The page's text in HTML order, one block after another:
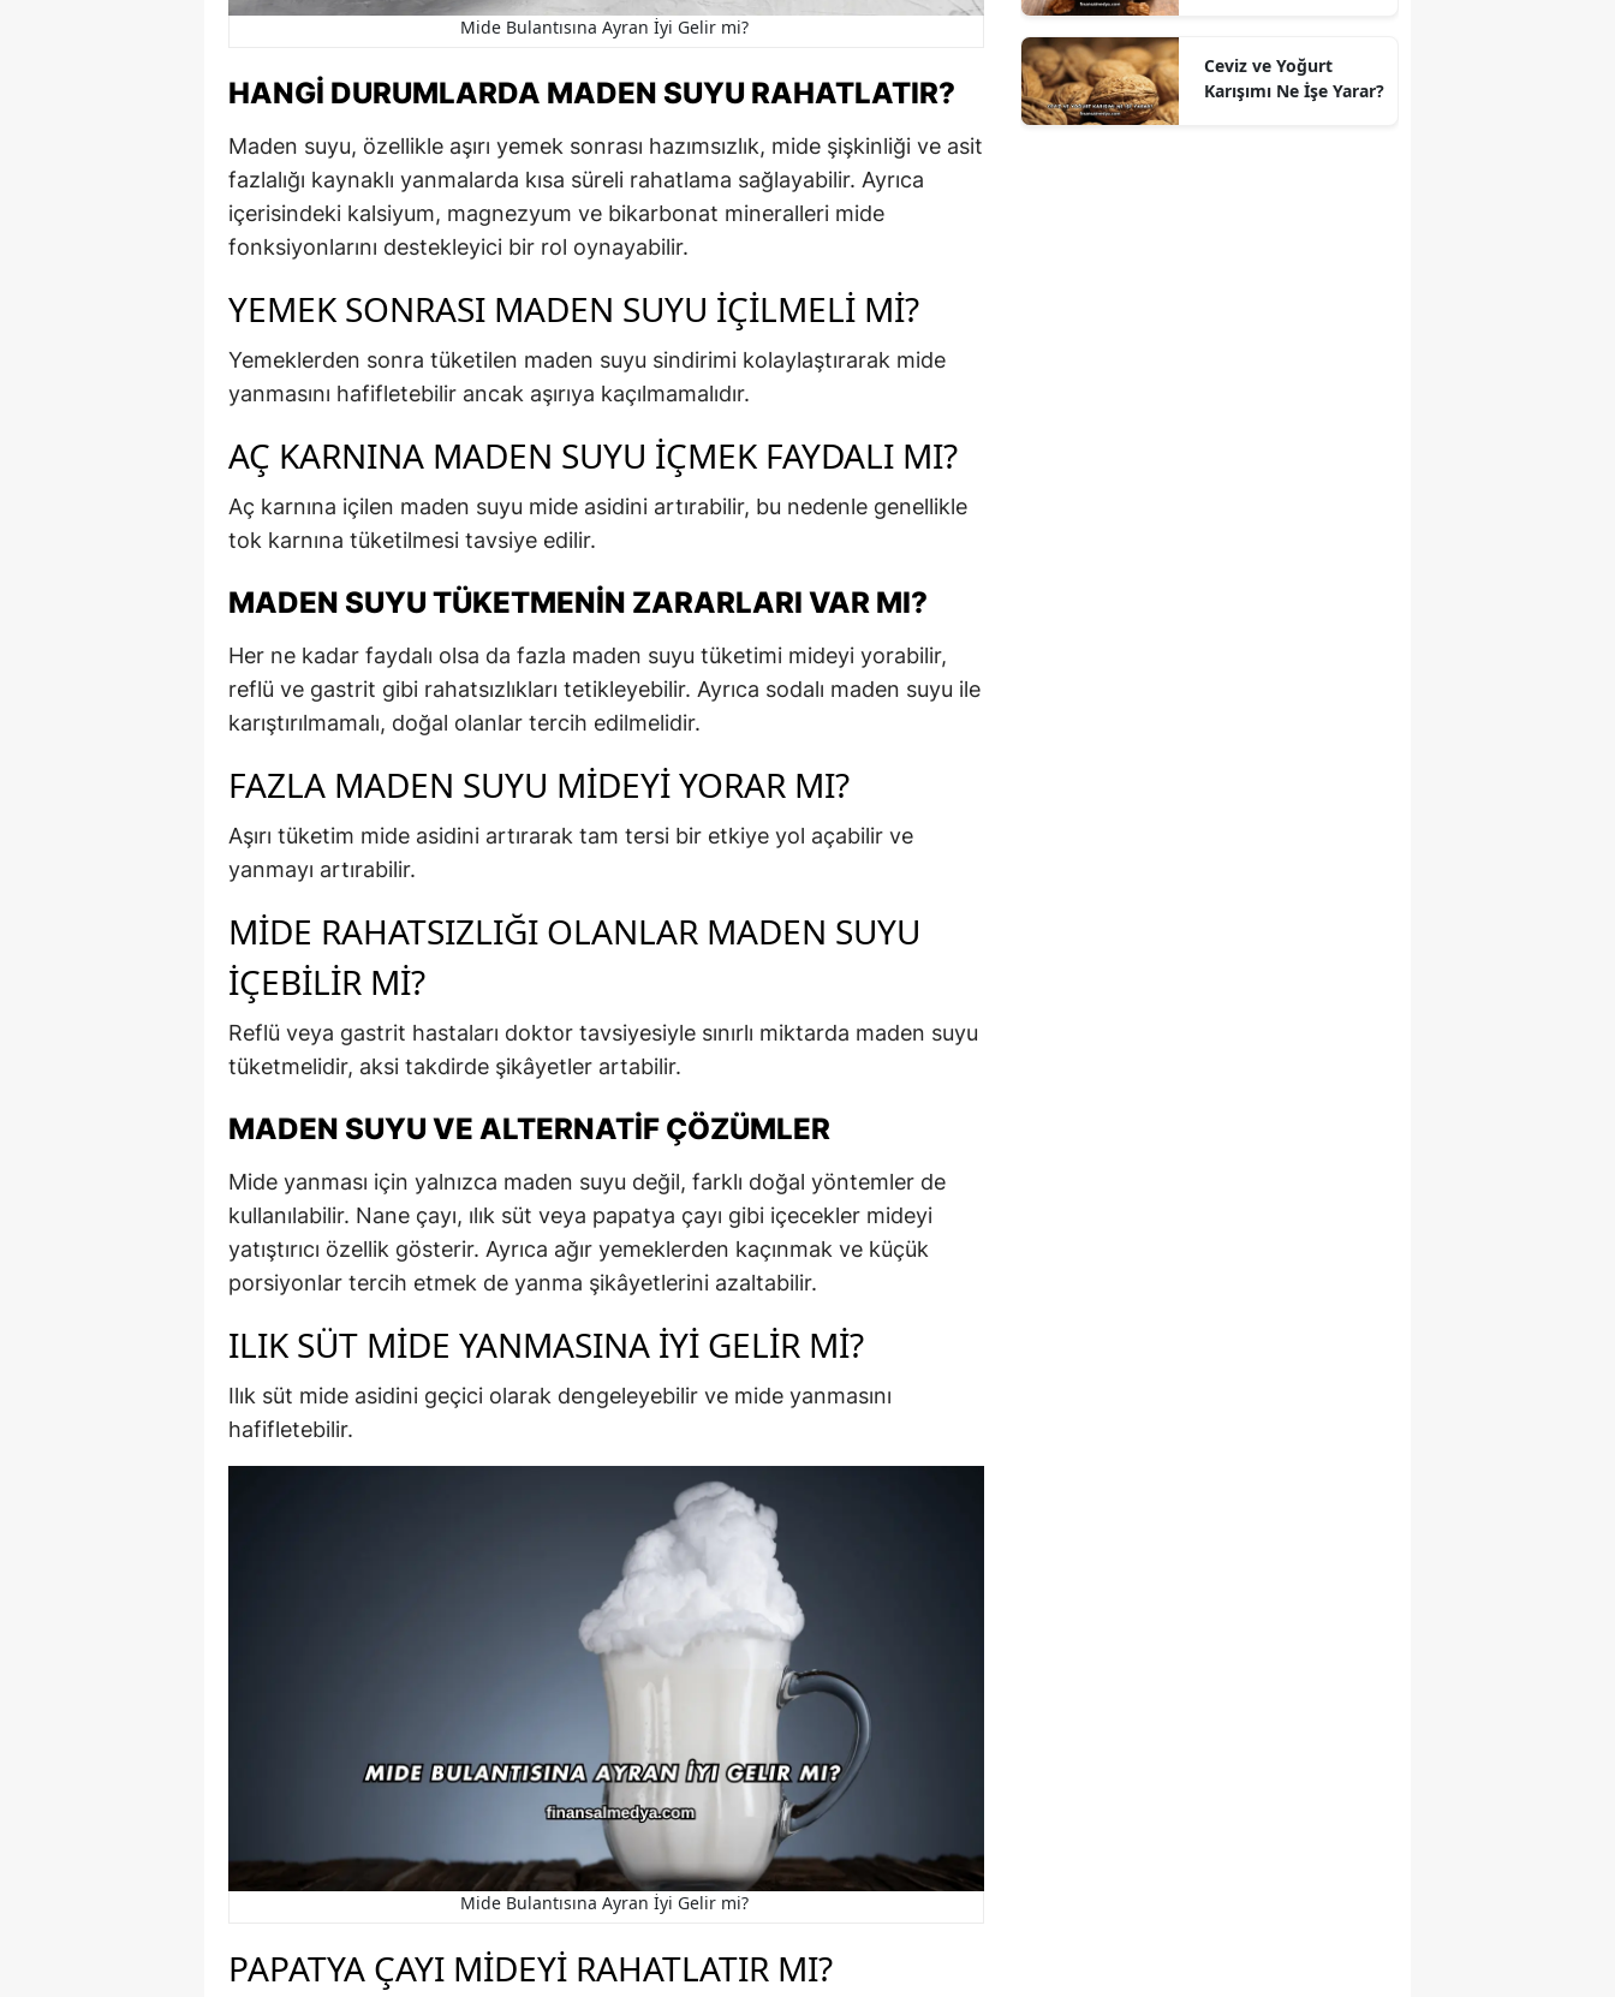
Mide Bulantısına Ayran İyi Gelir mi?
HANGI DURUMLARDA MADEN SUYU RAHATLATIR?
Maden suyu, özellikle aşırı yemek sonrası hazımsızlık, mide şişkinliği ve asit
fazlalığı kaynaklı yanmalarda kısa süreli rahatlama sağlayabilir. Ayrıca
içerisindeki kalsiyum, magnezyum ve bikarbonat mineralleri mide
fonksiyonlarını destekleyici bir rol oynayabilir.
YEMEK SONRASI MADEN SUYU İÇILMELI MI?
Yemeklerden sonra tüketilen maden suyu sindirimi kolaylaştırarak mide
yanmasını hafifletebilir ancak aşırıya kaçılmamalıdır.
AÇ KARNINA MADEN SUYU İÇMEK FAYDALI MI?
Aç karnına içilen maden suyu mide asidini artırabilir, bu nedenle genellikle
tok karnına tüketilmesi tavsiye edilir.
MADEN SUYU TÜKETMENIN ZARARLARI VAR MI?
Her ne kadar faydalı olsa da fazla maden suyu tüketimi mideyi yorabilir,
reflü ve gastrit gibi rahatsızlıkları tetikleyebilir. Ayrıca sodalı maden suyu ile
karıştırılmamalı, doğal olanlar tercih edilmelidir.
FAZLA MADEN SUYU MIDEYI YORAR MI?
Aşırı tüketim mide asidini artırarak tam tersi bir etkiye yol açabilir ve
yanmayı artırabilir.
MIDE RAHATSIZLIĞI OLANLAR MADEN SUYU
İÇEBILIR MI?
Reflü veya gastrit hastaları doktor tavsiyesiyle sınırlı miktarda maden suyu
tüketmelidir, aksi takdirde şikâyetler artabilir.
MADEN SUYU VE ALTERNATIF ÇÖZÜMLER
Mide yanması için yalnızca maden suyu değil, farklı doğal yöntemler de
kullanılabilir. Nane çayı, ılık süt veya papatya çayı gibi içecekler mideyi
yatıştırıcı özellik gösterir. Ayrıca ağır yemeklerden kaçınmak ve küçük
porsiyonlar tercih etmek de yanma şikâyetlerini azaltabilir.
ILIK SÜT MIDE YANMASINA İYI GELIR MI?
Ilık süt mide asidini geçici olarak dengeleyebilir ve mide yanmasını
hafifletebilir.
Mide Bulantısına Ayran İyi Gelir mi?
PAPATYA ÇAYI MIDEYI RAHATLATIR MI?
Ceviz ve Yoğurt
Karışımı Ne İşe Yarar?